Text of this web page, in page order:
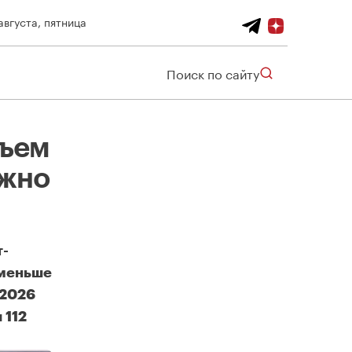
пятница
Поиск по сайту